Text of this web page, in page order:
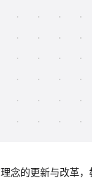
念的更新与改革，